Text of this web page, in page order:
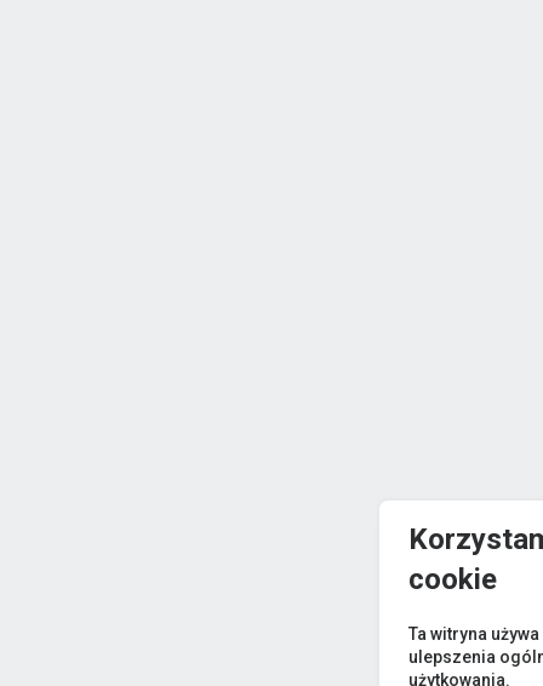
cookie
Ta witryna
ulepszenia
użytkowania.